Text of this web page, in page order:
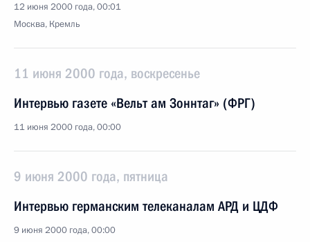
12 июня 2000 года, 00:01
Москва, Кремль
11 июня 2000 года, воскресенье
Интервью газете «Вельт ам Зоннтаг» (ФРГ)
11 июня 2000 года, 00:00
9 июня 2000 года, пятница
Интервью германским телеканалам АРД и ЦДФ
9 июня 2000 года, 00:00